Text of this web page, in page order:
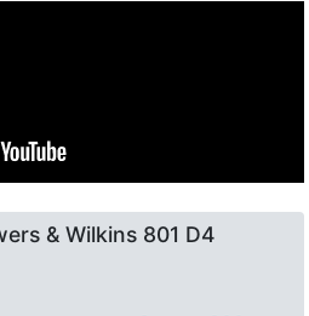
& Wilkins 801 D4